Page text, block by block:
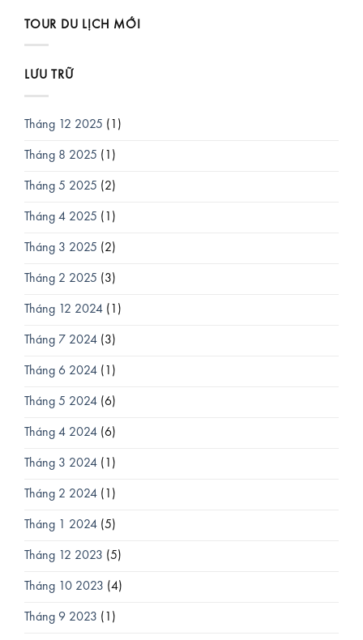
TOUR DU LỊCH MỚI
LƯU TRỮ
Tháng 12 2025 (1)
Tháng 8 2025 (1)
Tháng 5 2025 (2)
Tháng 4 2025 (1)
Tháng 3 2025 (2)
Tháng 2 2025 (3)
Tháng 12 2024 (1)
Tháng 7 2024 (3)
Tháng 6 2024 (1)
Tháng 5 2024 (6)
Tháng 4 2024 (6)
Tháng 3 2024 (1)
Tháng 2 2024 (1)
Tháng 1 2024 (5)
Tháng 12 2023 (5)
Tháng 10 2023 (4)
Tháng 9 2023 (1)